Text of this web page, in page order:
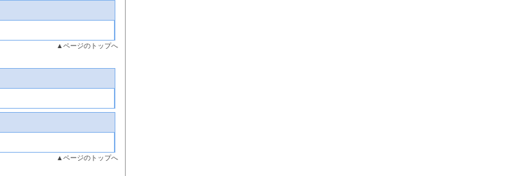
▲ページのトップへ
▲ページのトップへ